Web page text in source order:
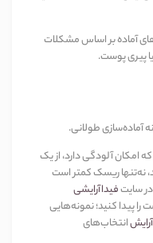
آماده بر اساس مشکلات
پیری پوست.
آماده‌سازی طولانی.
امکان آلودگی دارد، از یک
نه‌تنها ریسک کمتر است
سایتفیداآرایشی
پیدا کنید؛ نمونه‌هایی
انتخاب‌های